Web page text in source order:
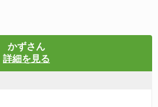
かずさん
詳細を見る